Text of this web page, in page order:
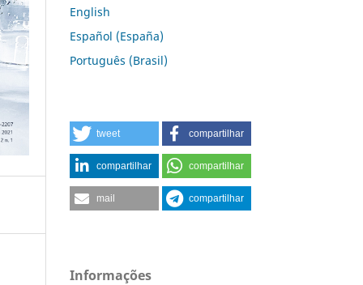
English
Español (España)
Português (Brasil)
tweet compartilhar
compartilhar compartilhar
mail compartilhar
Informações